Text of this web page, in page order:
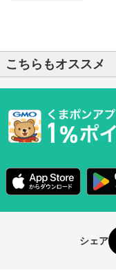
こちらもオススメ
シェア